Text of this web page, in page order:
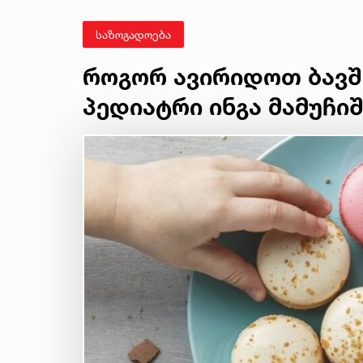
საზოგადოება
როგორ ავირიდოთ
პედიატრი ინგა